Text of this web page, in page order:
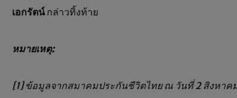
เอกรัตน์ กล่าวทิ้งท้าย
หมายเหตุ:
[1]ข้อมูลจากสมาคมประกันชีวิตไทย ณ วันที่2 สิงหาค